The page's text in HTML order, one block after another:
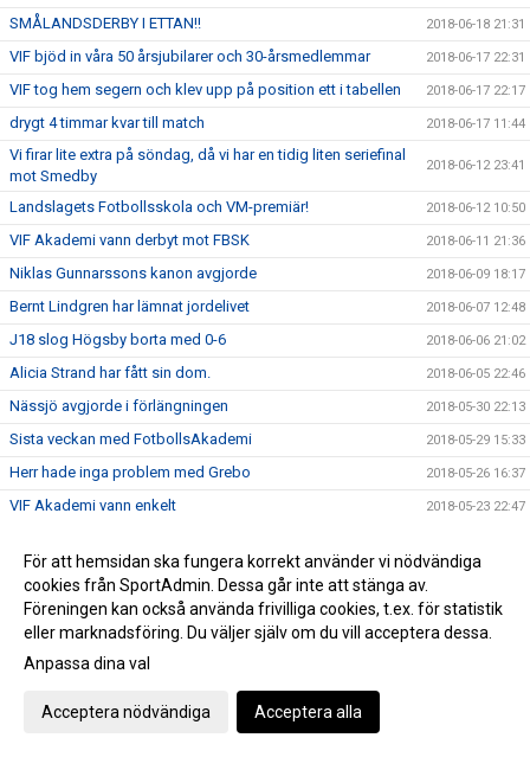
SMÅLANDSDERBY I ETTAN!! 2018-06-18 21:31
VIF bjöd in våra 50 årsjubilarer och 30-årsmedlemmar 2018-06-17 22:31
VIF tog hem segern och klev upp på position ett i tabellen 2018-06-17 22:17
drygt 4 timmar kvar till match 2018-06-17 11:44
Vi firar lite extra på söndag, då vi har en tidig liten seriefinal
mot Smedby
2018-06-12 23:41
Landslagets Fotbollsskola och VM-premiär! 2018-06-12 10:50
VIF Akademi vann derbyt mot FBSK 2018-06-11 21:36
Niklas Gunnarssons kanon avgjorde 2018-06-09 18:17
Bernt Lindgren har lämnat jordelivet 2018-06-07 12:48
J18 slog Högsby borta med 0-6 2018-06-06 21:02
Alicia Strand har fått sin dom. 2018-06-05 22:46
Nässjö avgjorde i förlängningen 2018-05-30 22:13
Sista veckan med FotbollsAkademi 2018-05-29 15:33
Herr hade inga problem med Grebo 2018-05-26 16:37
VIF Akademi vann enkelt 2018-05-23 22:47
Niklas Gunnarssons tidiga mål räckte inte 2018-05-19 22:10
TjejTruppen laddade upp inför invigningen av Asllani Court 2018-05-13 19:04
Gurra matchhjälte idag i derbyt mot H/M 2018-05-11 23:10
Puh, VIF avjorde i 94e minuten, 3-2 mot Boxholm
Inför Vimmerby IF - Onsala BK
Boston vann div 6-derbyt mot VIF Akademi
För att hemsidan ska fungera korrekt använder vi nödvändiga
cookies från SportAdmin. Dessa går inte att stänga av.
Föreningen kan också använda frivilliga cookies, t.ex. för statistik
eller marknadsföring. Du väljer själv om du vill acceptera dessa.
Anpassa dina val
Acceptera nödvändiga Acceptera alla